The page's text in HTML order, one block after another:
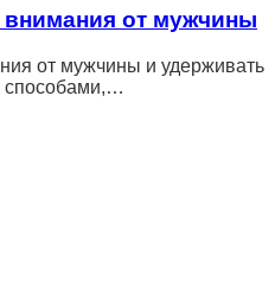
от мужчины
от мужчины и удерживать
способами,…